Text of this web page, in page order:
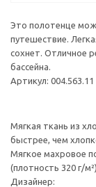
Это полотенце
путешествие.
сохнет. Отличное
бассейна.
Артикул: 004.563.11
Мягкая ткань из
быстрее, чем
Мягкое махровое
(плотность 320 г/м²).
Дизайнер: